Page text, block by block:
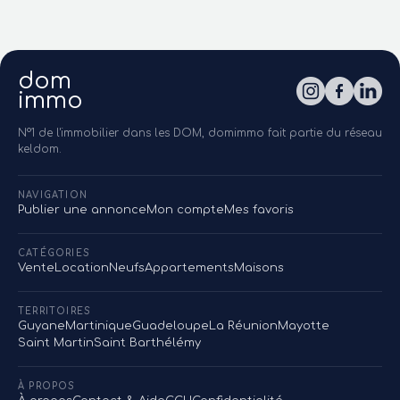
dom
immo
N°1 de l'immobilier dans les DOM, domimmo fait partie du réseau
keldom.
NAVIGATION
Publier une annonceMon compteMes favoris
CATÉGORIES
Vente LocationNeufsAppartementsMaisons
TERRITOIRES
GuyaneMartiniqueGuadeloupe La RéunionMayotte
Saint MartinSaint Barthélémy
À PROPOS